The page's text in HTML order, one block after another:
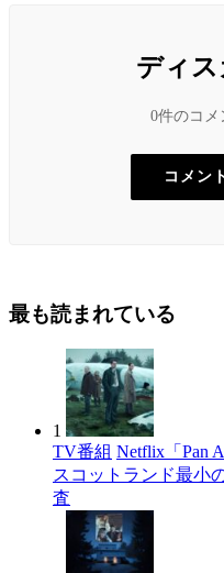
ディ
0件のコメ
コメン
最も読まれている
1
TV番組 Netflix「Pan
スコットランド最小
査